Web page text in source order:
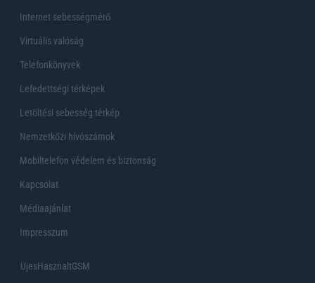
Internet sebességmérő
Virtuális valóság
Telefonkönyvek
Lefedettségi térképek
Letöltési sebesség térkép
Nemzetközi hívószámok
Mobiltelefon védelem és biztonság
Kapcsolat
Médiaajánlat
Impresszum
UjesHasznaltGSM